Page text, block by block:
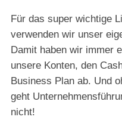
Für das super wichtige
verwenden wir unser
Damit haben wir immer
unsere Konten, den
Business Plan ab. Und
geht
nicht!